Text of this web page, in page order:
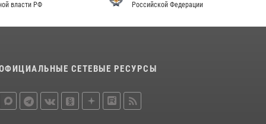
08 июля 2026, 07:01
Российской Федерации
СЕТЕВЫЕ РЕСУРСЫ